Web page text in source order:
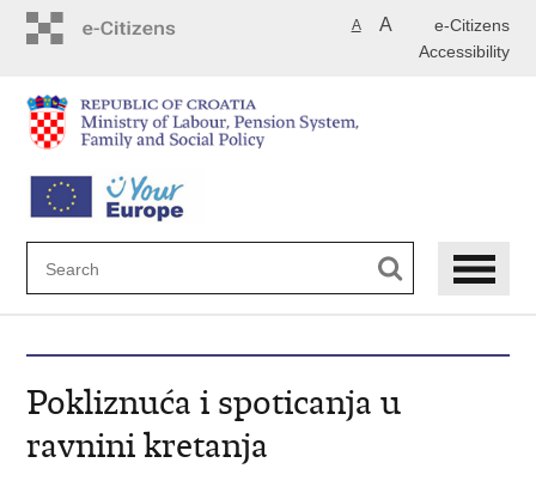
e-Citizens
A A
Accessibility
Pokliznuća i spoticanja u
ravnini kretanja